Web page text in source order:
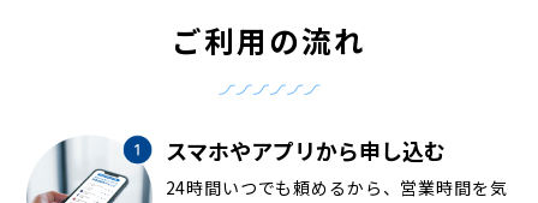
ご利用の流れ
スマホやアプリから申し込む
24時間いつでも頼めるから、営業時間を気